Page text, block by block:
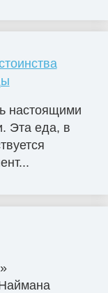
настоящими
Эта еда, в